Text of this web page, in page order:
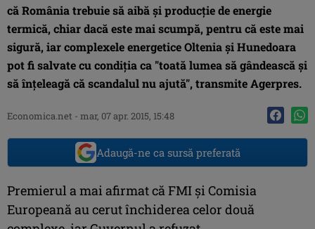
că România trebuie să aibă şi producţie de energie
termică, chiar dacă este mai scumpă, pentru că este mai
sigură, iar complexele energetice Oltenia şi Hunedoara
pot fi salvate cu condiţia ca "toată lumea să gândească şi
să înţeleagă că scandalul nu ajută", transmite Agerpres.
Economica.net - mar, 07 apr. 2015, 15:48
Adaugă-ne ca sursă preferată
Premierul a mai afirmat că FMI şi Comisia
Europeană au cerut închiderea celor două